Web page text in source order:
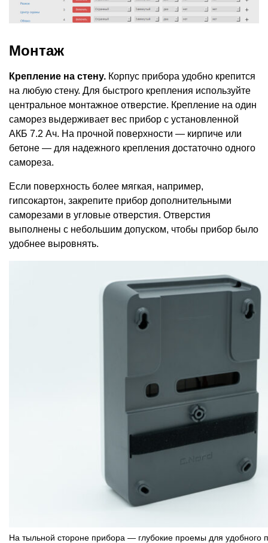
Монтаж
Крепление на стену. Корпус прибора удобно крепится
на любую стену. Для быстрого крепления используйте
центральное монтажное отверстие. Крепление на один
саморез выдерживает вес прибор с установленной
АКБ 7.2 Ач. На прочной поверхности — кирпиче или
бетоне — для надежного крепления достаточно одного
самореза.
Если поверхность более мягкая, например,
гипсокартон, закрепите прибор дополнительными
саморезами в угловые отверстия. Отверстия
выполнены с небольшим допуском, чтобы прибор было
удобнее выровнять.
На тыльной стороне прибора — глубокие проемы для удобного